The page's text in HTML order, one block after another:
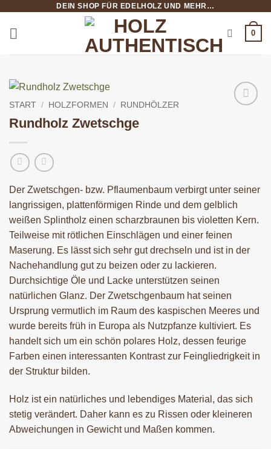
springen
DEIN SHOP FÜR EDELHOLZ UND MEHR…
0
START / HOLZFORMEN / RUNDHÖLZER
Rundholz Zwetschge
Der Zwetschgen- bzw. Pflaumenbaum verbirgt unter seiner
langrissigen, plattenförmigen Rinde und dem gelblich
weißen Splintholz einen scharzbraunen bis violetten Kern.
Teilweise mit rötlichen Einschlägen und einer feinen
Maserung. Es lässt sich sehr gut drechseln und ist in der
Nachehandlung gut zu beizen oder zu lackieren.
Durchsichtige Öle und Lacke unterstützen seinen
natürlichen Glanz. Der Zwetschgenbaum hat seinen
Ursprung vermutlich im Raum des kaspischen Meeres und
wurde bereits früh in Europa als Nutzpfanze kultiviert. Es
handelt sich um ein schön polares Holz, dessen feurige
Farben einen interessanten Kontrast zur Feingliedrigkeit in
der Struktur bilden.
Holz ist ein natürliches und lebendiges Material, das sich
stetig verändert. Daher kann es zu Rissen oder kleineren
Abweichungen in Gewicht und Maßen kommen.